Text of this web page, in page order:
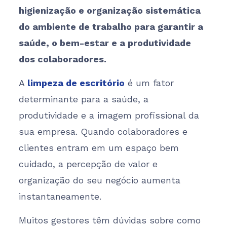
higienização e organização sistemática
do ambiente de trabalho para garantir a
saúde, o bem-estar e a produtividade
dos colaboradores.
A limpeza de escritório é um fator
determinante para a saúde, a
produtividade e a imagem profissional da
sua empresa. Quando colaboradores e
clientes entram em um espaço bem
cuidado, a percepção de valor e
organização do seu negócio aumenta
instantaneamente.
Muitos gestores têm dúvidas sobre como